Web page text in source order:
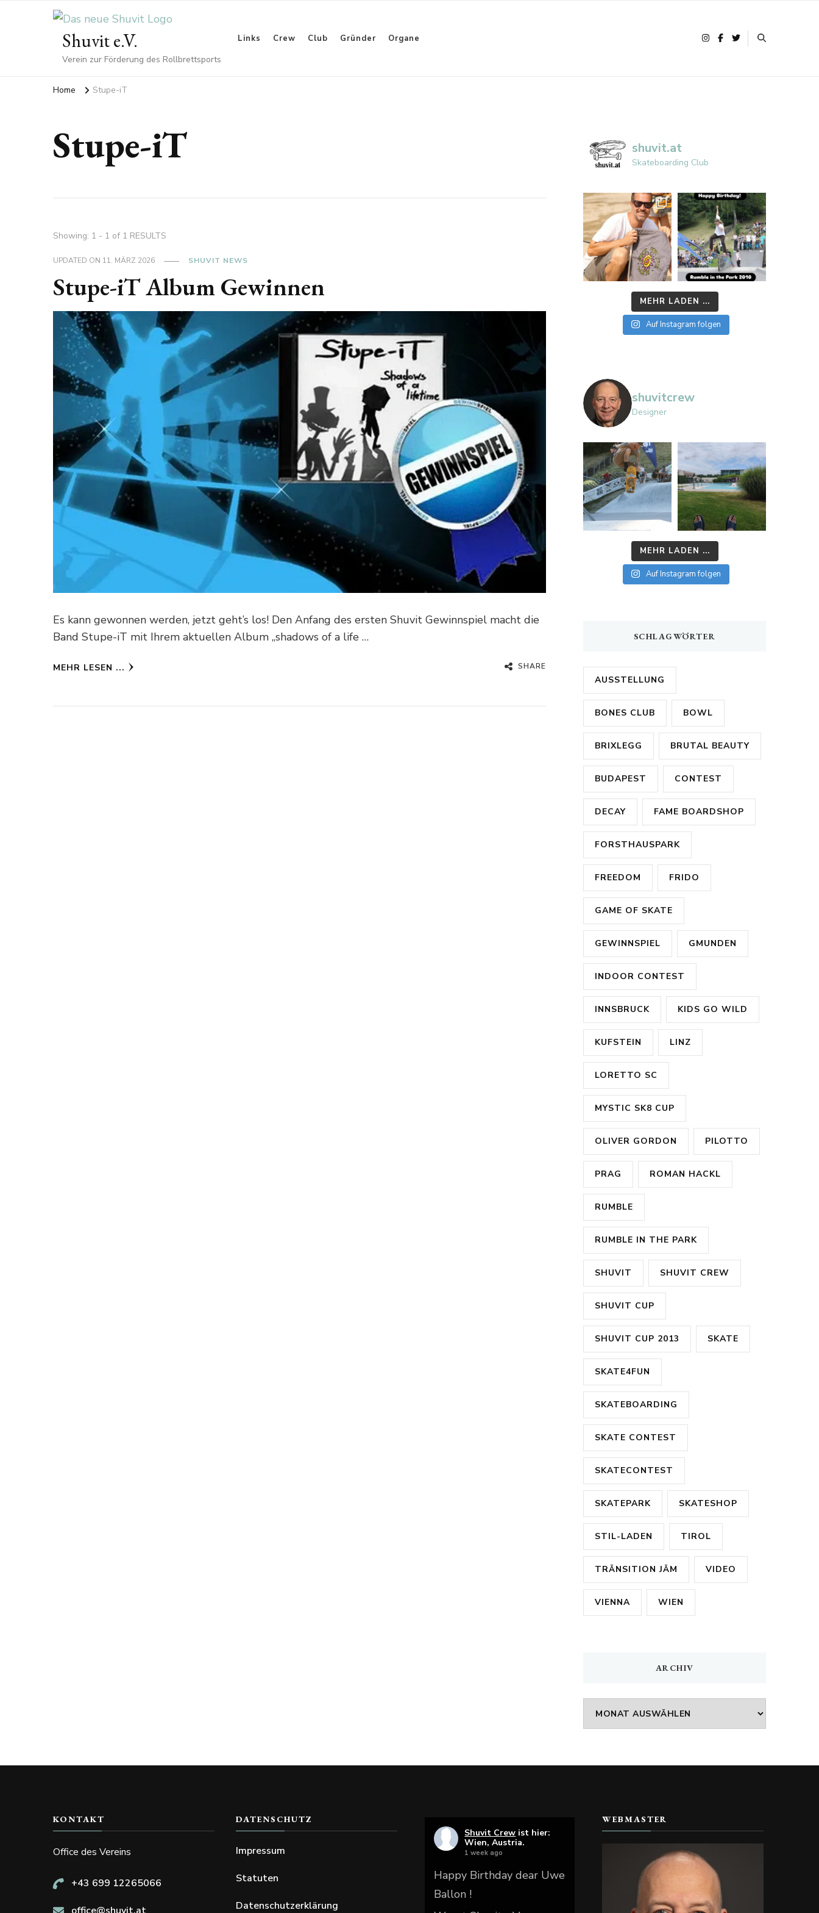
Shuvit e.V.
Verein zur Förderung des Rollbrettsports
Links Crew Club Gründer Organe
Home Stupe-iT
Stupe-iT
Showing: 1 - 1 of 1 RESULTS
UPDATED ON 11. MÄRZ 2026 SHUVIT NEWS
Stupe-iT Album Gewinnen
Es kann gewonnen werden, jetzt geht’s los! Den Anfang des ersten Shuvit Gewinnspiel macht die
Band Stupe-iT mit Ihrem aktuellen Album „shadows of a life …
MEHR LESEN ... SHARE
shuvit.at
Skateboarding Club
MEHR LADEN ...
Auf Instagram folgen
shuvitcrew
Designer
MEHR LADEN ...
Auf Instagram folgen
SCHLAGWÖRTER
AUSSTELLUNG
BONES CLUB BOWL
BRIXLEGG BRUTAL BEAUTY
BUDAPEST CONTEST
DECAY FAME BOARDSHOP
FORSTHAUSPARK
FREEDOM FRIDO
GAME OF SKATE
GEWINNSPIEL GMUNDEN
INDOOR CONTEST
INNSBRUCK KIDS GO WILD
KUFSTEIN LINZ
LORETTO SC
MYSTIC SK8 CUP
OLIVER GORDON PILOTTO
PRAG ROMAN HACKL
RUMBLE
RUMBLE IN THE PARK
SHUVIT SHUVIT CREW
SHUVIT CUP
SHUVIT CUP 2013 SKATE
SKATE4FUN
SKATEBOARDING
SKATE CONTEST
SKATECONTEST
SKATEPARK SKATESHOP
STIL-LADEN TIROL
TRÄNSITION JÄM VIDEO
VIENNA WIEN
ARCHIV
Archiv
KONTAKT
Office des Vereins
+43 699 12265066
DATENSCHUTZ
Impressum
Statuten
Datenschutzerklärung
Shuvit Crew ist hier:
Wien, Austria.
1 week ago
Happy Birthday dear Uwe
Ballon !
WEBMASTER